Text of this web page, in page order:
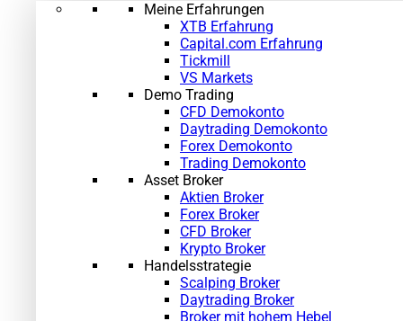
Meine Erfahrungen
XTB Erfahrung
Capital.com Erfahrung
Tickmill
VS Markets
Demo Trading
CFD Demokonto
Daytrading Demokonto
Forex Demokonto
Trading Demokonto
Asset Broker
Aktien Broker
Forex Broker
CFD Broker
Krypto Broker
Handelsstrategie
Scalping Broker
Daytrading Broker
Broker mit hohem Hebel